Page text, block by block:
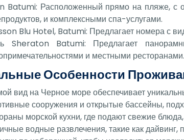
Batumi: Расположенный прямо на пляже, с
и комплексными спа-услугами.
Blu Hotel, Batumi: Предлагает номера с
Sheraton Batumi: Предлагает
и местными ресторанами.
Особенности
вид на Черное море обеспечивает
сооружения и открытые бассейны,
морской кухни, где подают свежие
водные развлечения, такие как дайвинг,